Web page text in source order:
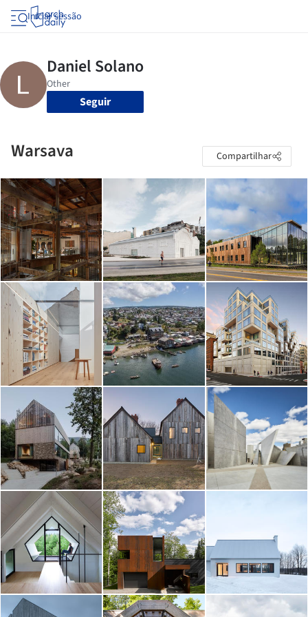
Iniciar sessão
Seguir
Warsava Compartilhar